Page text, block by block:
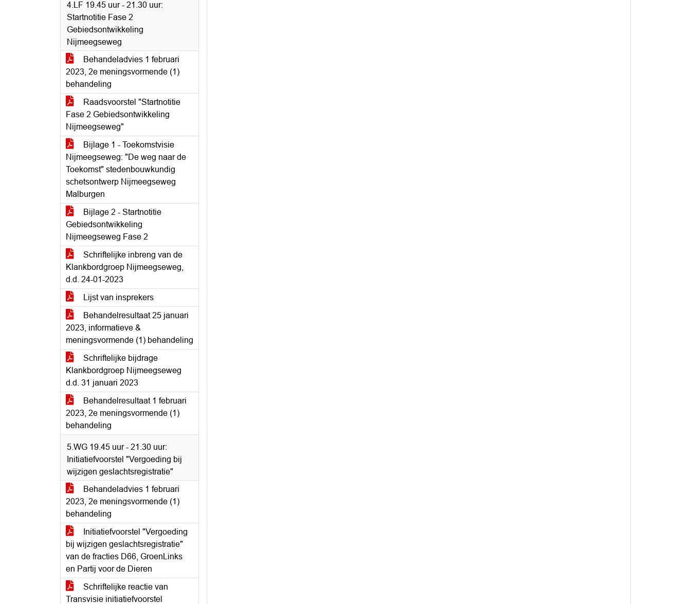
4.LF 19.45 uur - 21.30 uur:
Startnotitie Fase 2
Gebiedsontwikkeling
Nijmeegseweg
Behandeladvies 1 februari
2023, 2e meningsvormende (1)
behandeling
Raadsvoorstel "Startnotitie
Fase 2 Gebiedsontwikkeling
Nijmeegseweg"
Bijlage 1 - Toekomstvisie
Nijmeegseweg: "De weg naar de
Toekomst" stedenbouwkundig
schetsontwerp Nijmeegseweg
Malburgen
Bijlage 2 - Startnotitie
Gebiedsontwikkeling
Nijmeegseweg Fase 2
Schriftelijke inbreng van de
Klankbordgroep Nijmeegseweg,
d.d. 24-01-2023
Lijst van insprekers
Behandelresultaat 25 januari
2023, informatieve &
meningsvormende (1) behandeling
Schriftelijke bijdrage
Klankbordgroep Nijmeegseweg
d.d. 31 januari 2023
Behandelresultaat 1 februari
2023, 2e meningsvormende (1)
behandeling
5.WG 19.45 uur - 21.30 uur:
Initiatiefvoorstel "Vergoeding bij
wijzigen geslachtsregistratie"
Behandeladvies 1 februari
2023, 2e meningsvormende (1)
behandeling
Initiatiefvoorstel "Vergoeding
bij wijzigen geslachtsregistratie"
van de fracties D66, GroenLinks
en Partij voor de Dieren
Schriftelijke reactie van
Transvisie initiatiefvoorstel